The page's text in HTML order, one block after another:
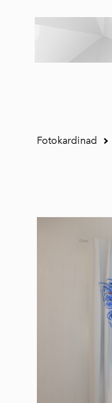
Fotokardinad